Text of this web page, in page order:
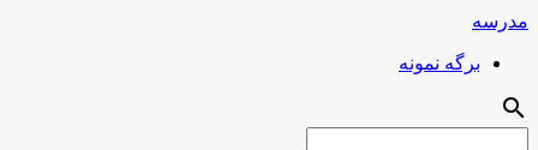
مدرسه
برگه نمونه
search